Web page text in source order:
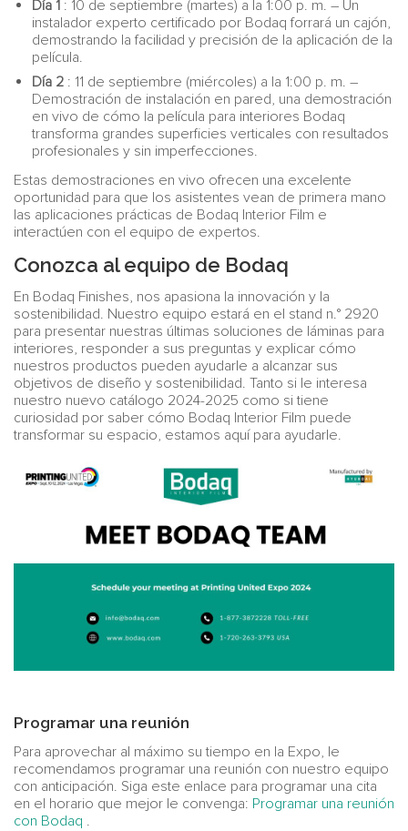
Día 1 : 10 de septiembre (martes) a la 1:00 p. m. – Un
instalador experto certificado por Bodaq forrará un cajón,
demostrando la facilidad y precisión de la aplicación de la
película.
Día 2 : 11 de septiembre (miércoles) a la 1:00 p. m. –
Demostración de instalación en pared, una demostración
en vivo de cómo la película para interiores Bodaq
transforma grandes superficies verticales con resultados
profesionales y sin imperfecciones.
Estas demostraciones en vivo ofrecen una excelente
oportunidad para que los asistentes vean de primera mano
las aplicaciones prácticas de Bodaq Interior Film e
interactúen con el equipo de expertos.
Conozca al equipo de Bodaq
En Bodaq Finishes, nos apasiona la innovación y la
sostenibilidad. Nuestro equipo estará en el stand n.° 2920
para presentar nuestras últimas soluciones de láminas para
interiores, responder a sus preguntas y explicar cómo
nuestros productos pueden ayudarle a alcanzar sus
objetivos de diseño y sostenibilidad. Tanto si le interesa
nuestro nuevo catálogo 2024-2025 como si tiene
curiosidad por saber cómo Bodaq Interior Film puede
transformar su espacio, estamos aquí para ayudarle.
Programar una reunión
Para aprovechar al máximo su tiempo en la Expo, le
recomendamos programar una reunión con nuestro equipo
con anticipación. Siga este enlace para programar una cita
en el horario que mejor le convenga: Programar una reunión
con Bodaq .